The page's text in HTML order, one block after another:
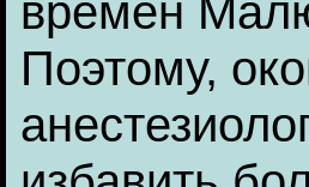
времен
Поэтому,